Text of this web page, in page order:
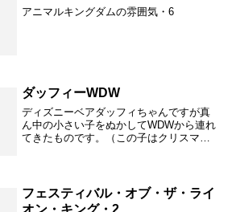
アニマルキングダムの雰囲気・6
ダッフィーWDW
ディズニーベアダッフィちゃんですが真
ん中の小さい子をぬかしてWDWから連れ
てきたものです。（この子はクリスマス
（ＷＤＷ）今年は大賊ダッ...
フェスティバル・オブ・ザ・ライ
オン・キング・2